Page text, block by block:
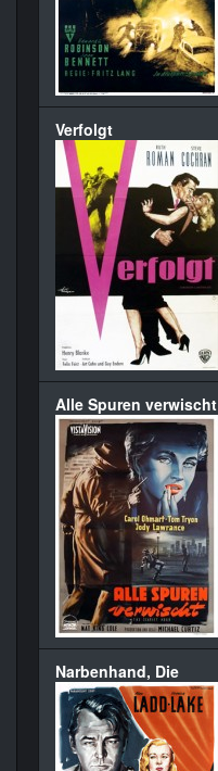
Verfolgt
Alle Spuren verwischt
Narbenhand, Die